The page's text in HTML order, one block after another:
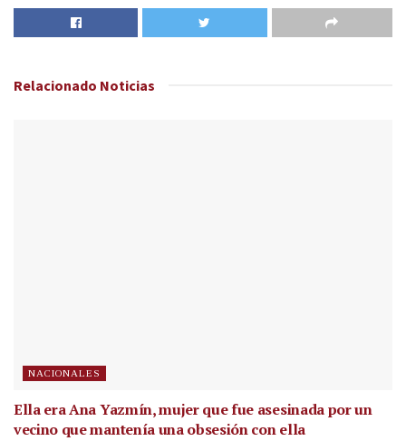
Relacionado Noticias
NACIONALES
Ella era Ana Yazmín, mujer que fue asesinada por un
vecino que mantenía una obsesión con ella